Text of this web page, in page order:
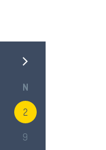
N
2
9